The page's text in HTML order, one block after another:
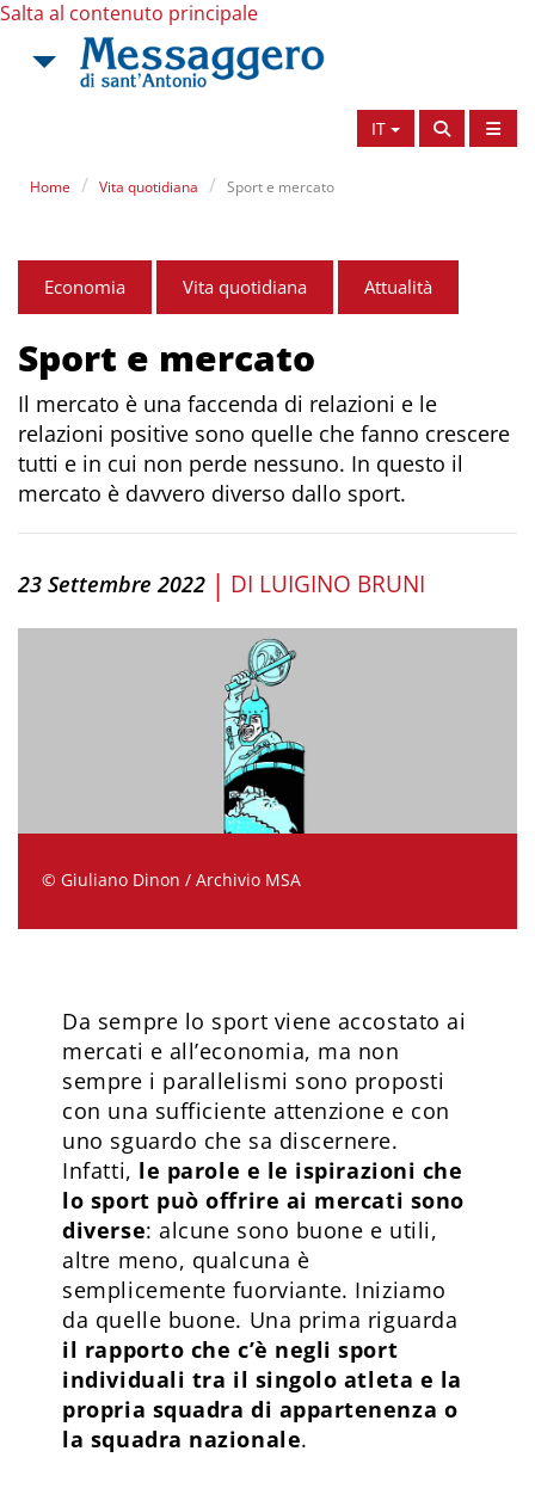
Salta al contenuto principale
IT
Home Vita quotidiana Sport e mercato
Economia Vita quotidiana Attualità
Sport e mercato
Il mercato è una faccenda di relazioni e le
relazioni positive sono quelle che fanno crescere
tutti e in cui non perde nessuno. In questo il
mercato è davvero diverso dallo sport.
23 Settembre 2022 | DI LUIGINO BRUNI
© Giuliano Dinon / Archivio MSA
Da sempre lo sport viene accostato ai
mercati e all’economia, ma non
sempre i parallelismi sono proposti
con una sufficiente attenzione e con
uno sguardo che sa discernere.
Infatti, le parole e le ispirazioni che
lo sport può offrire ai mercati sono
diverse: alcune sono buone e utili,
altre meno, qualcuna è
semplicemente fuorviante. Iniziamo
da quelle buone. Una prima riguarda
il rapporto che c’è negli sport
individuali tra il singolo atleta e la
propria squadra di appartenenza o
la squadra nazionale.